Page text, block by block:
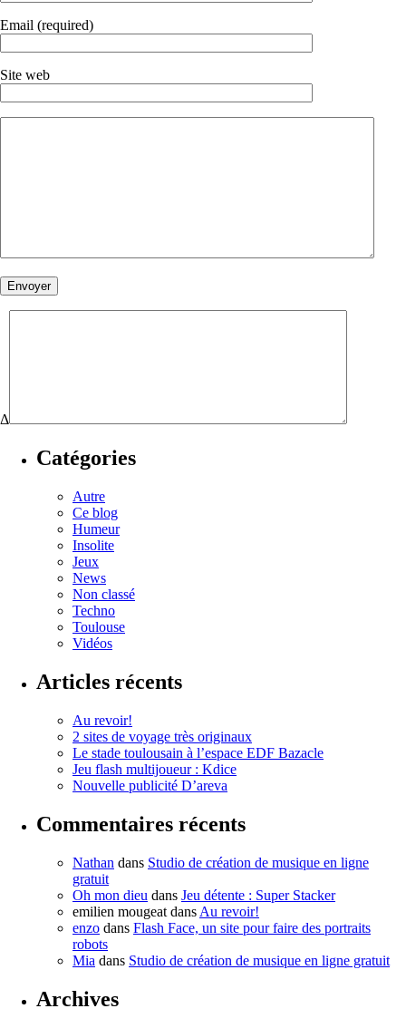
Email (required)
Site web
Δ
Catégories
Autre
Ce blog
Humeur
Insolite
Jeux
News
Non classé
Techno
Toulouse
Vidéos
Articles récents
Au revoir!
2 sites de voyage très originaux
Le stade toulousain à l’espace EDF Bazacle
Jeu flash multijoueur : Kdice
Nouvelle publicité D’areva
Commentaires récents
Nathan dans Studio de création de musique en ligne
gratuit
Oh mon dieu dans Jeu détente : Super Stacker
emilien mougeat dans Au revoir!
enzo dans Flash Face, un site pour faire des portraits
robots
Mia dans Studio de création de musique en ligne gratuit
Archives